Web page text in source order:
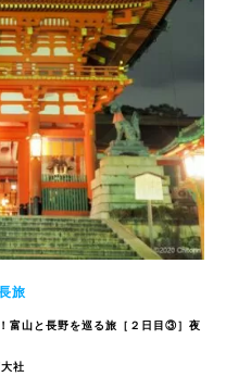
旅
富山と長野を巡る旅［２日目③］夜
社